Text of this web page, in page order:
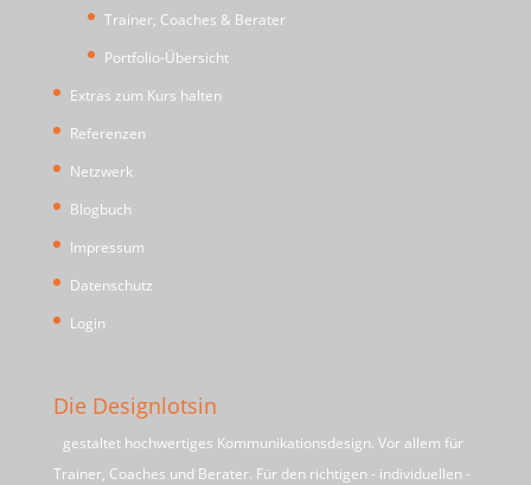
Trainer, Coaches & Berater
Portfolio-Übersicht
Extras zum Kurs halten
Referenzen
Netzwerk
Blogbuch
Impressum
Datenschutz
Login
Die Designlotsin
gestaltet hochwertiges Kommunikationsdesign. Vor allem für
Trainer, Coaches und Berater. Für den richtigen - individuellen -